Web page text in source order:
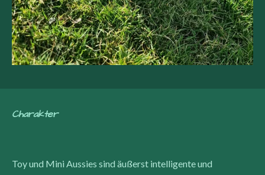
Charakter
Toy und Mini Aussies sind äußerst intelligente und